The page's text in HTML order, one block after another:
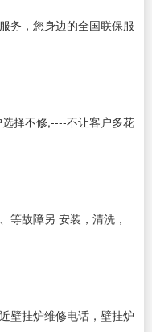
务，您身边的全国联保服
择不修,----不让客户多花
等故障另 安装，清洗，
壁挂炉维修电话，壁挂炉